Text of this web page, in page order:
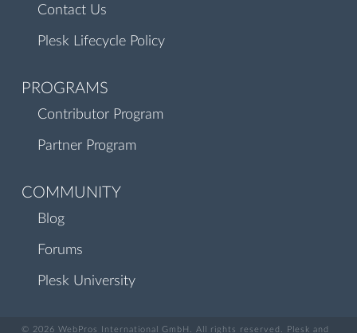
Contact Us
Plesk Lifecycle Policy
PROGRAMS
Contributor Program
Partner Program
COMMUNITY
Blog
Forums
Plesk University
© 2026 WebPros International GmbH. All rights reserved. Plesk and